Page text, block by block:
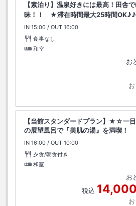
【素泊り】温泉好きには最高！田舎
昧！！ ★滞在時間最大25時間OK♪♪
IN チェックイン
15:00 / OUT チェックアウト
16:00
食事なし
和室
お
【当館スタンダードプラン】★☆一
の展望風呂で『美肌の湯』を満喫！
IN チェックイン
16:00 / OUT チェックアウト
10:00
夕食/朝食付き
和室
お
税込 14,000